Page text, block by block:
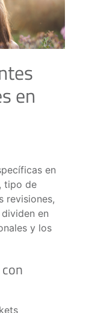
en
en
tipo de
revisiones,
en
y los